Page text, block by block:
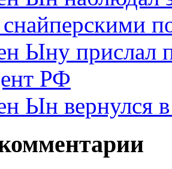
Ыну прислал
РФ
Ын вернулся